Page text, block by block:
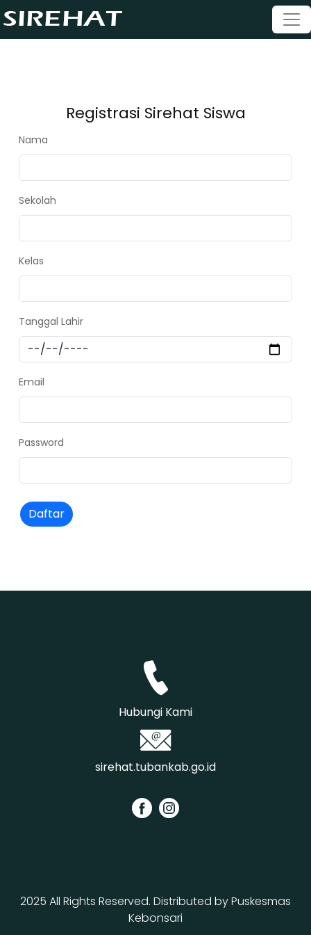
Registrasi Sirehat Siswa
Nama
Sekolah
Kelas
Tanggal Lahir
Email
Password
Daftar
Hubungi Kami
sirehat.tubankab.go.id
2025 All Rights Reserved. Distributed byPuskesmas
Kebonsari